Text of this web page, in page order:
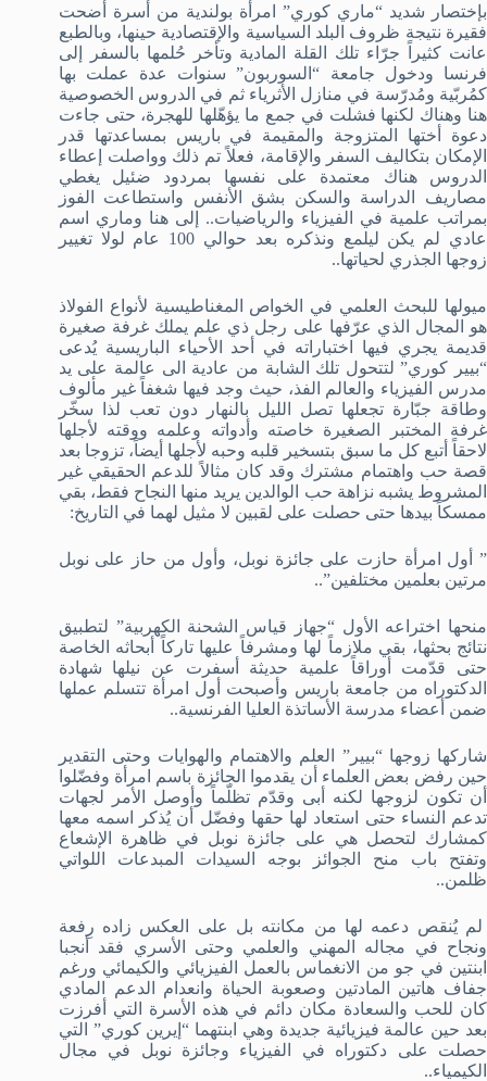
بإختصار شديد “ماري كوري” امرأة بولندية من أسرة أضحت
فقيرة نتيجة ظروف البلد السياسية والإقتصادية حينها، وبالطبع
عانت كثيراً جرّاء تلك القلة المادية وتأخر حُلمها بالسفر إلى
فرنسا ودخول جامعة “السوربون” سنوات عدة عملت بها
كمُربّية ومُدرّسة في منازل الأثرياء ثم في الدروس الخصوصية
هنا وهناك لكنها فشلت في جمع ما يؤهّلها للهجرة، حتى جاءت
دعوة أختها المتزوجة والمقيمة في باريس بمساعدتها قدر
الإمكان بتكاليف السفر والإقامة، فعلاً تم ذلك وواصلت إعطاء
الدروس هناك معتمدة على نفسها بمردود ضئيل يغطي
مصاريف الدراسة والسكن بشق الأنفس واستطاعت الفوز
بمراتب علمية في الفيزياء والرياضيات.. إلى هنا وماري اسم
عادي لم يكن ليلمع ونذكره بعد حوالي 100 عام لولا تغيير
زوجها الجذري لحياتها..
ميولها للبحث العلمي في الخواص المغناطيسية لأنواع الفولاذ
هو المجال الذي عرّفها على رجل ذي علم يملك غرفة صغيرة
قديمة يجري فيها اختباراته في أحد الأحياء الباريسية يُدعى
“بيير كوري” لتتحول تلك الشابة من عادية الى عالمة على يد
مدرس الفيزياء والعالم الفذ، حيث وجد فيها شغفاً غير مألوف
وطاقة جبّارة تجعلها تصل الليل بالنهار دون تعب لذا سخّر
غرفة المختبر الصغيرة خاصته وأدواته وعلمه ووقته لأجلها
لاحقاً أتبع كل ما سبق بتسخير قلبه وحبه لأجلها أيضاً، تزوجا بعد
قصة حب واهتمام مشترك وقد كان مثالاً للدعم الحقيقي غير
المشروط يشبه نزاهة حب الوالدين يريد منها النجاح فقط، بقي
ممسكاً بيدها حتى حصلت على لقبين لا مثيل لهما في التاريخ:
” أول امرأة حازت على جائزة نوبل، وأول من حاز على نوبل
مرتين بعلمين مختلفين”..
منحها اختراعه الأول “جهاز قياس الشحنة الكهربية” لتطبيق
نتائج بحثها، بقي ملازماً لها ومشرفاً عليها تاركاً أبحاثه الخاصة
حتى قدّمت أوراقاً علمية حديثة أسفرت عن نيلها شهادة
الدكتوراه من جامعة باريس وأصبحت أول امرأة تتسلم عملها
ضمن أعضاء مدرسة الأساتذة العليا الفرنسية..
شاركها زوجها “بيير” العلم والاهتمام والهوايات وحتى التقدير
حين رفض بعض العلماء أن يقدموا الجائزة باسم امرأة وفضّلوا
أن تكون لزوجها لكنه أبى وقدّم تظلّماً وأوصل الأمر لجهات
تدعم النساء حتى استعاد لها حقها وفضّل أن يُذكر اسمه معها
كمشارك لتحصل هي على جائزة نوبل في ظاهرة الإشعاع
وتفتح باب منح الجوائز بوجه السيدات المبدعات اللواتي
ظلمن..
لم يُنقص دعمه لها من مكانته بل على العكس زاده رِفعة
ونجاح في مجاله المهني والعلمي وحتى الأسري فقد أنجبا
ابنتين في جو من الانغماس بالعمل الفيزيائي والكيمائي ورغم
جفاف هاتين المادتين وصعوبة الحياة وانعدام الدعم المادي
كان للحب والسعادة مكان دائم في هذه الأسرة التي أفرزت
بعد حين عالمة فيزيائية جديدة وهي ابنتهما “إيرين كوري” التي
حصلت على دكتوراه في الفيزياء وجائزة نوبل في مجال
الكيمياء..